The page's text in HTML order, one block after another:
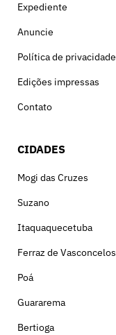
Expediente
Anuncie
Política de privacidade
Edições impressas
Contato
CIDADES
Mogi das Cruzes
Suzano
Itaquaquecetuba
Ferraz de Vasconcelos
Poá
Guararema
Bertioga